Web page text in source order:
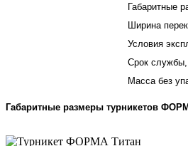
Габаритные
Ширина
Условия
Срок
Масса без
Габаритные размеры турникетов